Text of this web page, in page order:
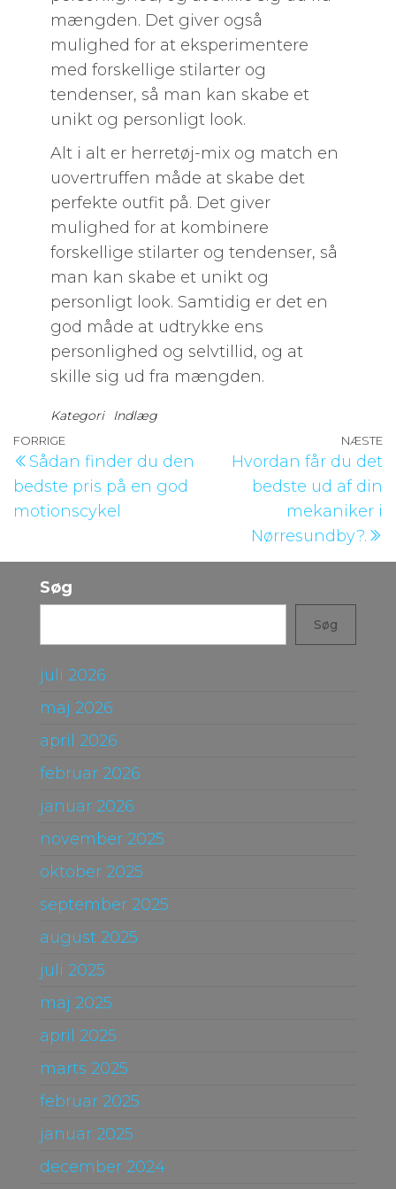
mængden. Det giver også
mulighed for at eksperimentere
med forskellige stilarter og
tendenser, så man kan skabe et
unikt og personligt look.
Alt i alt er herretøj-mix og match en
uovertruffen måde at skabe det
perfekte outfit på. Det giver
mulighed for at kombinere
forskellige stilarter og tendenser, så
man kan skabe et unikt og
personligt look. Samtidig er det en
god måde at udtrykke ens
personlighed og selvtillid, og at
skille sig ud fra mængden.
Kategori Indlæg
Indlægsnavigation
Forrige
indlæg
FORRIGE
Sådan finder du den
bedste pris på en god
motionscykel
NÆSTE
Hvordan får du det
bedste ud af din
mekaniker i
Nørresundby?.
Søg
Søg
juli 2026
maj 2026
april 2026
februar 2026
januar 2026
november 2025
oktober 2025
september 2025
august 2025
juli 2025
maj 2025
april 2025
marts 2025
februar 2025
januar 2025
december 2024